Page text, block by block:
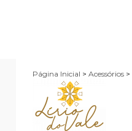
Página Inicial > Acessórios >